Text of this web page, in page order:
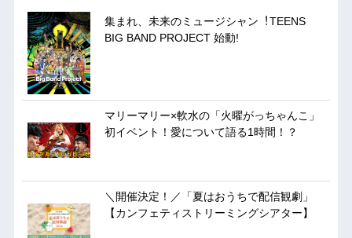
集まれ、未来のミュージシャン︕TEENS
BIG BAND PROJECT 始動!
マリーマリー×軟水の「火曜がっちゃんこ」
初イベント！愛について語る1時間！？
＼開催決定！／「夏はおうちで配信観劇」
【カンフェティストリーミングシアター】